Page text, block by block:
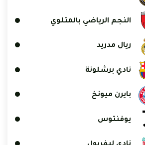
النجم الرياضي بالمتلوي
ريال مدريد
نادي برشلونة
بايرن ميونخ
يوفنتوس